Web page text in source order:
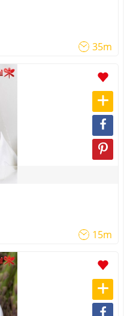
35m
15m